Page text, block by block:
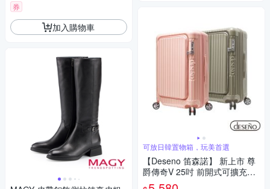
券
加入購物車
可放日韓置物箱，玩美首選
【Deseno 笛森諾】 新上市 尊
爵傳奇V 25吋 前開式可擴充拉
鍊行李箱(多色任選)★可加購專